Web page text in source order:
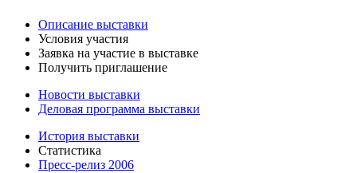
Описание выставки
Условия участия
Заявка на участие в выставке
Получить приглашение
Новости выставки
Деловая программа выставки
История выставки
Статистика
Пресс-релиз 2006